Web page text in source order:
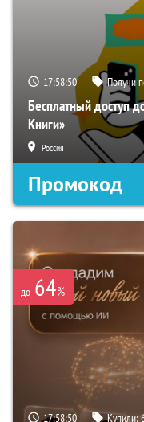
17:58:49 Получи
Бесплатный доступ
Книги»
Россия
Промокод
до 64%
17:58:49 Купили: